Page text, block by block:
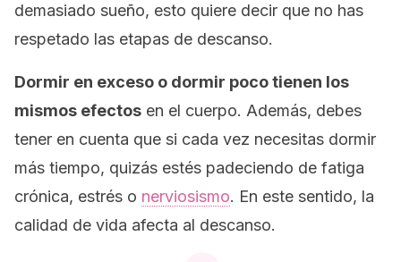
demasiado sueño, esto quiere decir que no has
respetado las etapas de descanso.
Dormir en exceso o dormir poco tienen los
mismos efectos en el cuerpo. Además, debes
tener en cuenta que si cada vez necesitas dormir
más tiempo, quizás estés padeciendo de fatiga
crónica, estrés o nerviosismo. En este sentido, la
calidad de vida afecta al descanso.